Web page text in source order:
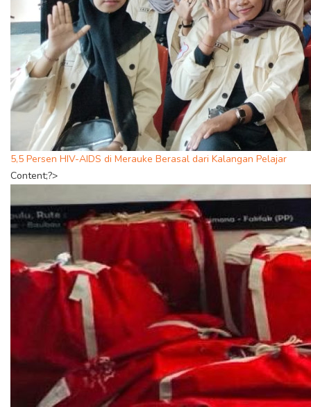
5,5 Persen HIV-AIDS di Merauke Berasal dari Kalangan Pelajar
Content;?>